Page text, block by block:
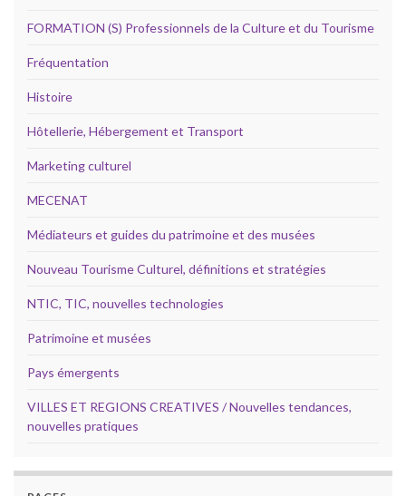
FORMATION (S) Professionnels de la Culture et du Tourisme
Fréquentation
Histoire
Hôtellerie, Hébergement et Transport
Marketing culturel
MECENAT
Médiateurs et guides du patrimoine et des musées
Nouveau Tourisme Culturel, définitions et stratégies
NTIC, TIC, nouvelles technologies
Patrimoine et musées
Pays émergents
VILLES ET REGIONS CREATIVES / Nouvelles tendances,
nouvelles pratiques